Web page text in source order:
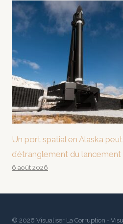
Un port spatial en Alaska
d’étranglement du
6 août 2026
© 2026 Visualiser La Corruption -